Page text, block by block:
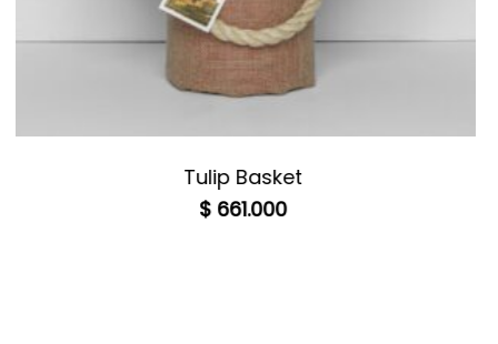
Tulip Basket
$ 661.000